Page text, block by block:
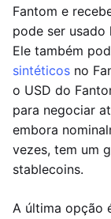
Fantom e
pode ser usado
Ele também
sintéticos no
o USD do
para negociar
embora
vezes, tem um
stablecoins.
A última opção